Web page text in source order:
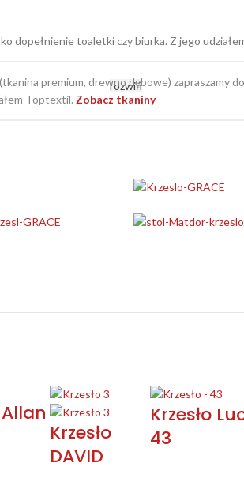
dopełnienie toaletki czy biurka. Z jego
rozwiń
premium, drewno dębowe) zapraszamy
Toptextil. Zobacz tkaniny
Allan
Krzesło
DAVID
Krzesło
43